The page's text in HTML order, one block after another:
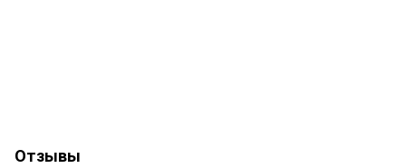
Отзывы